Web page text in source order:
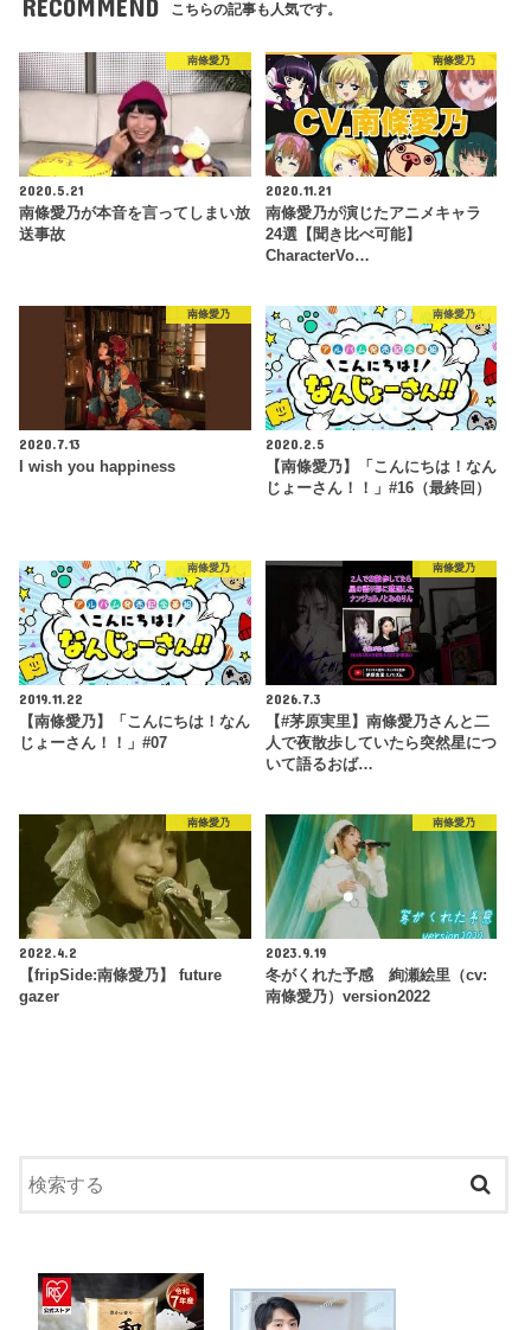
RECOMMEND こちらの記事も人気です。
南條愛乃
2020.5.21
南條愛乃が本音を言ってしまい放
送事故
南條愛乃
2020.11.21
南條愛乃が演じたアニメキャラ
24選【聞き比べ可能】
CharacterVo…
南條愛乃
2020.7.13
I wish you happiness
南條愛乃
2020.2.5
【南條愛乃】「こんにちは！なん
じょーさん！！」#16（最終回）
南條愛乃
2019.11.22
【南條愛乃】「こんにちは！なん
じょーさん！！」#07
南條愛乃
2026.7.3
【#茅原実里】南條愛乃さんと二
人で夜散歩していたら突然星につ
いて語るおば…
南條愛乃
2022.4.2
【fripSide:南條愛乃】 future
gazer
南條愛乃
2023.9.19
冬がくれた予感 絢瀬絵里（cv:
南條愛乃）version2022